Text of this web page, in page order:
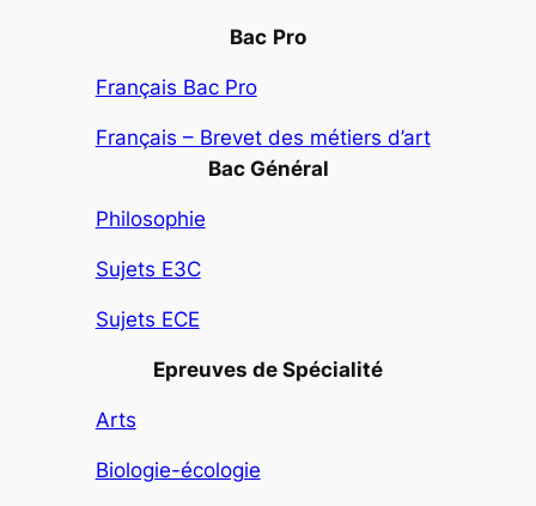
Bac Pro
Français Bac Pro
Français – Brevet des métiers d’art
Bac Général
Philosophie
Sujets E3C
Sujets ECE
Epreuves de Spécialité
Arts
Biologie-écologie